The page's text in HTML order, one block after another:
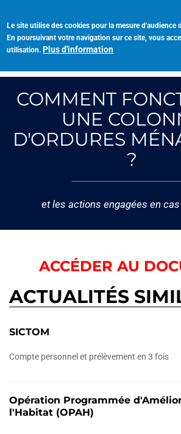
Le site utilise des cookies pour la mesure d'audience
En poursuivant votre navigation sur ce site, vous
utilisation. Plus d'information
contenu
principal
COMMENT
UNE
D'ORDURES
?
et les actions engagées en
ACCÉDER AU
ACTUALITÉS
SICTOM
Compte personnel et prélèvement en 3 fois
Opération Programmée
l'Habitat (OPAH)